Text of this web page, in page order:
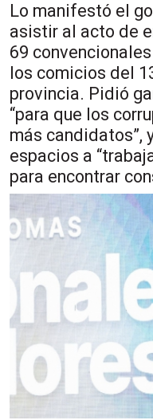
Lo manifestó el
asistir al acto de
69
los comicios del
provincia. Pidió
“para que los
más candidatos”,
espacios a
para encontrar